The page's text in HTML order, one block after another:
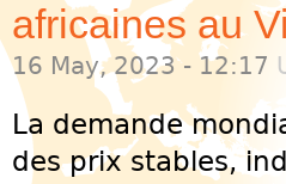
africaines au
16 May, 2023 - 12:17
La demande
des prix stables,